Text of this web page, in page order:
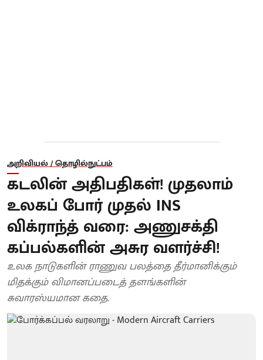
அறிவியல் / தொழில்நுட்பம்
கடலின் அதிபதிகள்! முதலாம்
உலகப் போர் முதல் INS
விக்ராந்த் வரை: அணுசக்தி
கப்பல்களின் அசுர வளர்ச்சி!
உலக நாடுகளின் ராணுவ பலத்தை தீர்மானிக்கும்
மிதக்கும் விமானப்படைத் தளங்களின்
சுவாரஸ்யமான கதை.